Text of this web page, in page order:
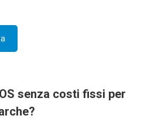
senza costi fissi per